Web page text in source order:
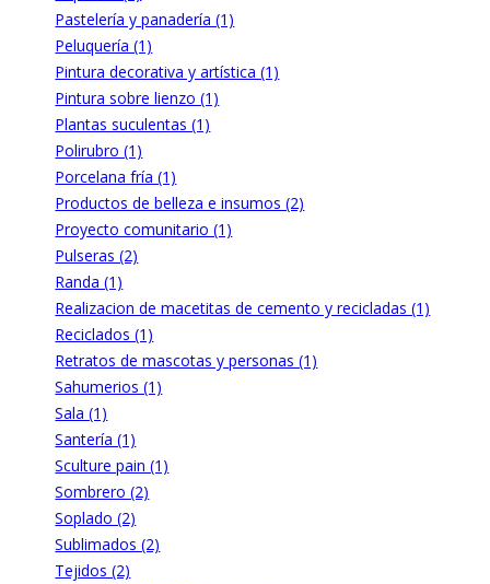
Pastelería y panadería (1)
Peluquería (1)
Pintura decorativa y artística (1)
Pintura sobre lienzo (1)
Plantas suculentas (1)
Polirubro (1)
Porcelana fría (1)
Productos de belleza e insumos (2)
Proyecto comunitario (1)
Pulseras (2)
Randa (1)
Realizacion de macetitas de cemento y recicladas (1)
Reciclados (1)
Retratos de mascotas y personas (1)
Sahumerios (1)
Sala (1)
Santería (1)
Sculture pain (1)
Sombrero (2)
Soplado (2)
Sublimados (2)
Tejidos (2)